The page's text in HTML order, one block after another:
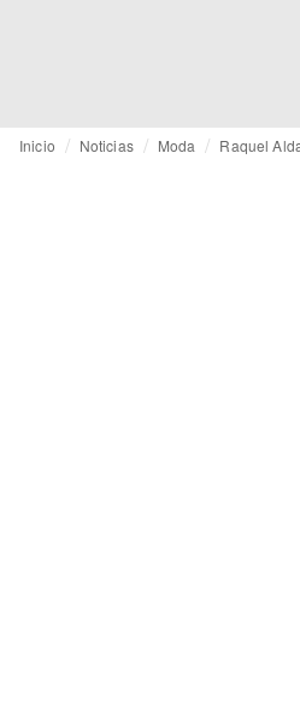
Inicio Noticias Moda